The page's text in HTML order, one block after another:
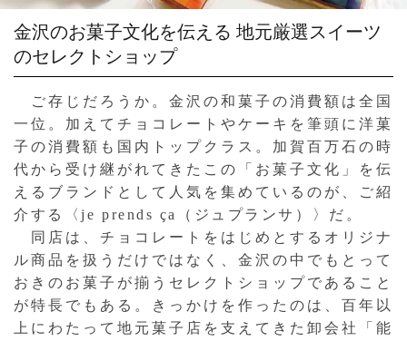
金沢のお菓子文化を伝える 地元厳選スイーツ
のセレクトショップ
ご存じだろうか。金沢の和菓子の消費額は全国
一位。加えてチョコレートやケーキを筆頭に洋菓
子の消費額も国内トップクラス。加賀百万石の時
代から受け継がれてきたこの「お菓子文化」を伝
えるブランドとして人気を集めているのが、ご紹
介する〈je prends ça（ジュプランサ）〉だ。
同店は、チョコレートをはじめとするオリジナ
ル商品を扱うだけではなく、金沢の中でもとって
おきのお菓子が揃うセレクトショップであること
が特長でもある。きっかけを作ったのは、百年以
上にわたって地元菓子店を支えてきた卸会社「能